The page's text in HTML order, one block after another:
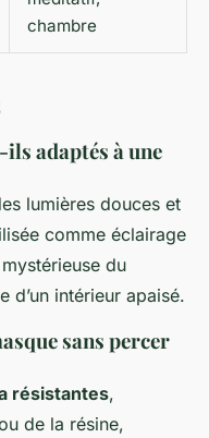
chambre
ils adaptés à une
lumières douces et
comme éclairage
du
d’un intérieur apaisé.
sans percer
résistantes,
de la résine,